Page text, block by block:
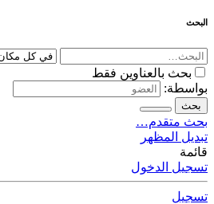
البحث
بحث بالعناوين فقط
بواسطة:
بحث
بحث متقدم…
تبديل المظهر
قائمة
تسجيل الدخول
تسجيل